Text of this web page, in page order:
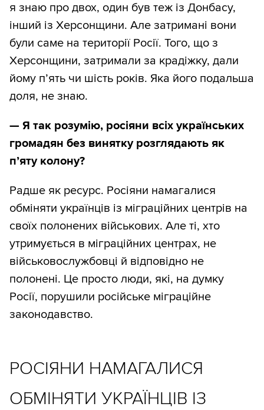
я знаю про двох, один був теж із Донбасу,
інший із Херсонщини. Але затримані вони
були саме на території Росії. Того, що з
Херсонщини, затримали за крадіжку, дали
йому п’ять чи шість років. Яка його подальша
доля, не знаю.
— Я так розумію, росіяни всіх українських
громадян без винятку розглядають як
п’яту колону?
Радше як ресурс. Росіяни намагалися
обміняти українців із міграційних центрів на
своїх полонених військових. Але ті, хто
утримується в міграційних центрах, не
військовослужбовці й відповідно не
полонені. Це просто люди, які, на думку
Росії, порушили російське міграційне
законодавство.
РОСІЯНИ НАМАГАЛИСЯ
ОБМІНЯТИ УКРАЇНЦІВ ІЗ